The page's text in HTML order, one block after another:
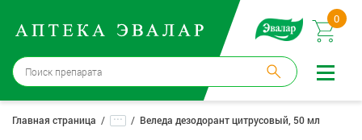
0
Москва→
12 аптек
Главная страница ... Веледа дезодорант цитрусовый, 50 мл